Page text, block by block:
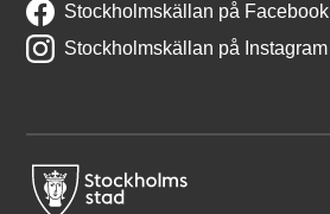
Stockholmskällan på Facebook
Stockholmskällan på Instagram